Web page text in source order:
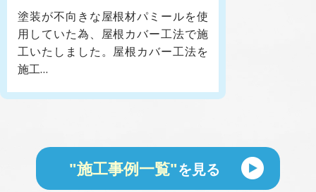
塗装が不向きな屋根材パミールを使
用していた為、屋根カバー工法で施
工いたしました。屋根カバー工法を
施工…
"施工事例一覧"を見る